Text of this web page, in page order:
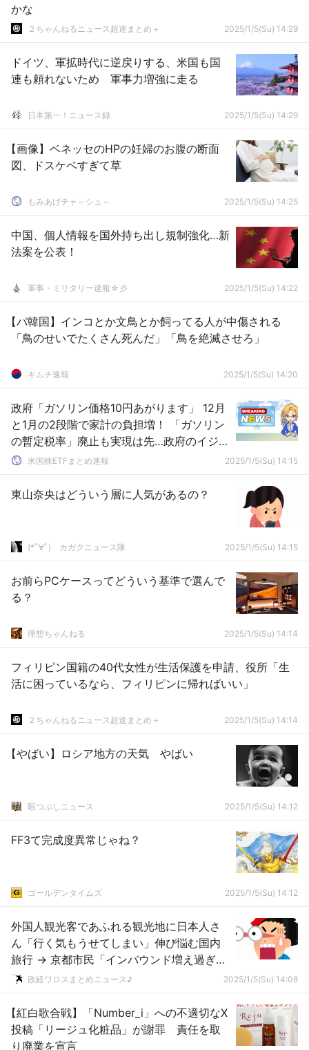
かな
２ちゃんねるニュース超速まとめ＋ 2025/1/5(Su) 14:29
ドイツ、軍拡時代に逆戻りする、米国も国
連も頼れないため 軍事力増強に走る
日本第一！ニュース録 2025/1/5(Su) 14:29
【画像】ベネッセのHPの妊婦のお腹の断面
図、ドスケベすぎて草
もみあげチャ～シュ～ 2025/1/5(Su) 14:25
中国、個人情報を国外持ち出し規制強化…新
法案を公表！
軍事・ミリタリー速報☆彡 2025/1/5(Su) 14:22
【バ韓国】インコとか文鳥とか飼ってる人が中傷される
「鳥のせいでたくさん死んだ」「鳥を絶滅させろ」
キムチ速報 2025/1/5(Su) 14:20
政府「ガソリン価格10円あがります」 12月
と1月の2段階で家計の負担増！ 「ガソリン
の暫定税率」廃止も実現は先…政府のイジメ
に国民はウンザリ
米国株ETFまとめ速報 2025/1/5(Su) 14:15
東山奈央はどういう層に人気があるの？
(*ﾟ∀ﾟ)ゞカガクニュース隊 2025/1/5(Su) 14:15
お前らPCケースってどういう基準で選んで
る？
理想ちゃんねる 2025/1/5(Su) 14:14
フィリピン国籍の40代女性が生活保護を申請、役所「生
活に困っているなら、フィリピンに帰ればいい」
２ちゃんねるニュース超速まとめ＋ 2025/1/5(Su) 14:14
【やばい】ロシア地方の天気 やばい
暇つぶしニュース 2025/1/5(Su) 14:12
FF3て完成度異常じゃね？
ゴールデンタイムズ 2025/1/5(Su) 14:12
外国人観光客であふれる観光地に日本人さ
ん「行く気もうせてしまい」伸び悩む国内
旅行 → 京都市民「インバウンド増え過ぎ
て、通行するのも一苦労だ！」
政経ワロスまとめニュース♪ 2025/1/5(Su) 14:08
【紅白歌合戦】「Number_i」への不適切なX
投稿「リージュ化粧品」が謝罪 責任を取
り廃業を宣言